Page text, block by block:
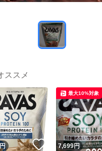
ススメ
円 いいね！
7,699円
最大10%対象